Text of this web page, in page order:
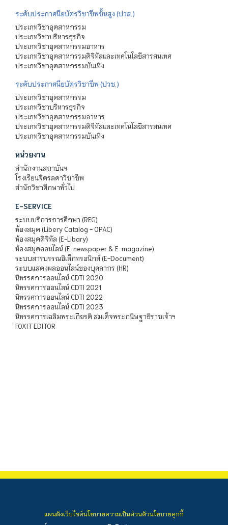
ระดับประกาศนียบัตรวิชาชีพชั้นสูง (ปวส.)
ประเภทวิชาอุตสาหกรรม
ประเภทวิชาบริหารธุรกิจ
ประเภทวิชาอุตสาหกรรมอาหาร
ประเภทวิชาอุตสาหกรรมดิจิทัลและเทคโนโลยีสารสนเทศ
ประเภทวิชาอุตสาหกรรมบันเทิง
ระดับประกาศนียบัตรวิชาชีพ (ปวช.)
ประเภทวิชาอุตสาหกรรม
ประเภทวิชาบริหารธุรกิจ
ประเภทวิชาอุตสาหกรรมอาหาร
ประเภทวิชาอุตสาหกรรมดิจิทัลและเทคโนโลยีสารสนเทศ
ประเภทวิชาอุตสาหกรรมบันเทิง
หน่วยงาน
สำนักงานสถาบันฯ
โรงเรียนจิตรลดาวิชาชีพ
สำนักวิชาศึกษาทั่วไป
E-SERVICE
ระบบบริการการศึกษา (REG)
ห้องสมุด (Libery Catalog - OPAC)
ห้องสมุดดิจิทัล (E-Libary)
ห้องสมุดออนไลน์ (E-newspaper & E-magazine)
ระบบสารบรรณอิเล็กทรอนิกส์ (E-Document)
ระบบแสดงผลออนไลน์ของบุคลากร (HR)
นิทรรศการออนไลน์ CDTI 2020
นิทรรศการออนไลน์ CDTI 2021
นิทรรศการออนไลน์ CDTI 2022
นิทรรศการออนไลน์ CDTI 2023
นิทรรศการเฉลิมพระเกียรติ สมเด็จพระกนิษฐาธิราชเจ้าฯ
FOXIT EDITOR
แผนผังเว็บไซต์นโยบายความเป็นส่วนตัวนโยบายคุกกี้